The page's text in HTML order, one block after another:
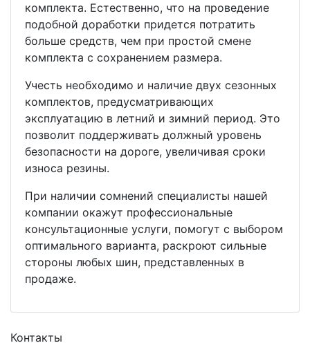
комплекта. Естественно, что на проведение
подобной доработки придется потратить
больше средств, чем при простой смене
комплекта с сохранением размера.
Учесть необходимо и наличие двух сезонных
комплектов, предусматривающих
эксплуатацию в летний и зимний период. Это
позволит поддерживать должный уровень
безопасности на дороге, увеличивая сроки
износа резины.
При наличии сомнений специалисты нашей
компании окажут профессиональные
консультационные услуги, помогут с выбором
оптимального варианта, раскроют сильные
стороны любых шин, представленных в
продаже.
Контакты